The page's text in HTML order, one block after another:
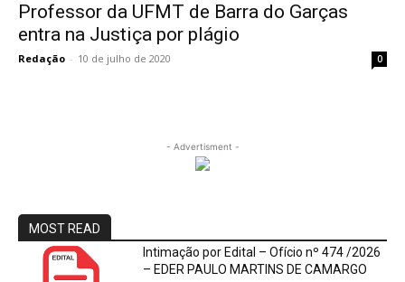
Professor da UFMT de Barra do Garças
entra na Justiça por plágio
Redação - 10 de julho de 2020 0
- Advertisment -
MOST READ
Intimação por Edital – Ofício nº 474 /2026
– EDER PAULO MARTINS DE CAMARGO